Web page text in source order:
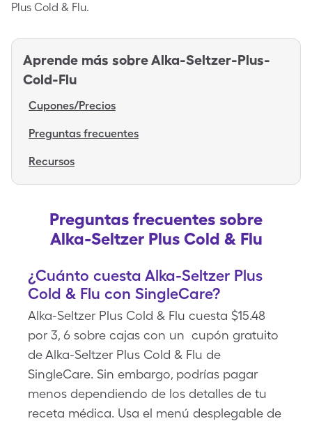
Plus Cold & Flu.
Aprende más sobreAlka-Seltzer-Plus-
Cold-Flu
Cupones/Precios
Preguntas frecuentes
Recursos
Preguntas frecuentes sobre
Alka-Seltzer Plus Cold & Flu
¿Cuánto cuesta Alka-Seltzer Plus
Cold & Flu con SingleCare?
Alka-Seltzer Plus Cold & Flu cuesta $15.48
por 3, 6 sobre cajas con un cupón gratuito
de Alka-Seltzer Plus Cold & Flu de
SingleCare. Sin embargo, podrías pagar
menos dependiendo de los detalles de tu
receta médica. Usa el menú desplegable de